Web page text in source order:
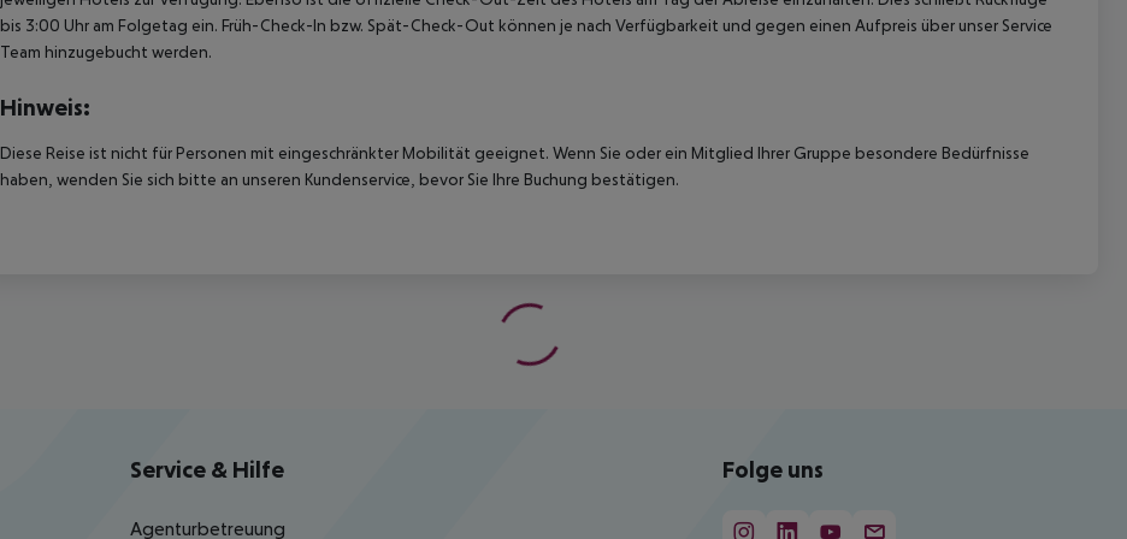
bis 3:00 Uhr am Folgetag ein. Früh-Check-In bzw. Spät-Check-Out können je nach Verfügbarkeit und gegen einen Aufpreis über unser Service
Team hinzugebucht werden.
Hinweis:
Diese Reise ist nicht für Personen mit eingeschränkter Mobilität geeignet. Wenn Sie oder ein Mitglied Ihrer Gruppe besondere Bedürfnisse
haben, wenden Sie sich bitte an unseren Kundenservice, bevor Sie Ihre Buchung bestätigen.
Service & Hilfe
Agenturbetreuung
Folge uns